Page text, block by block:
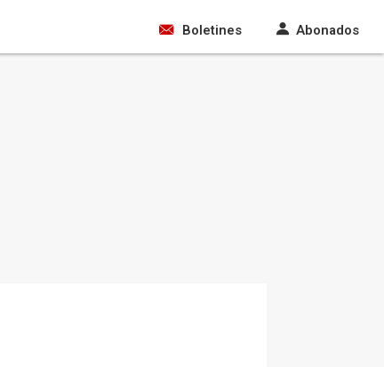
Boletines Abonados